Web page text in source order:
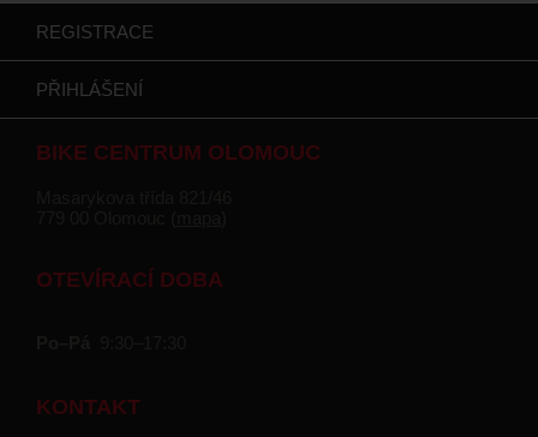
REGISTRACE
PŘIHLÁŠENÍ
BIKE CENTRUM OLOMOUC
OTEVÍRACÍ DOBA
KONTAKT